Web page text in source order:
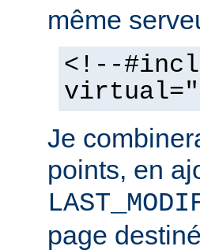
même
<!--
Je
points, en
page